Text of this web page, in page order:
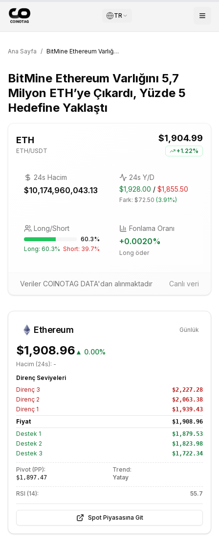
TR
Ana Sayfa / BitMine Ethereum Varlığını 5,7 Milyon ETH’ye Çıkardı, Yüzde 5 Hedefine Yaklaştı
BitMine Ethereum Varlığını 5,7
Milyon ETH’ye Çıkardı, Yüzde 5
Hedefine Yaklaştı
ETH
ETH/USDT
$1,904.99
+1.22%
24s Hacim
$10,174,960,043.13
24s Y/D
$1,928.00 / $1,855.50
Fark: $72.50 (3.91%)
Long/Short
60.3%
Long: 60.3% Short: 39.7%
Fonlama Oranı
+0.0020%
Long öder
Veriler COINOTAG DATA'dan alınmaktadır Canlı veri
Ethereum Günlük
$1,908.96 ▲ 0.00%
Hacim (24s): -
Direnç Seviyeleri
Direnç 3 $2,227.28
Direnç 2 $2,063.38
Direnç 1 $1,939.43
Fiyat $1,908.96
Destek 1 $1,879.53
Destek 2 $1,823.98
Destek 3 $1,722.34
Pivot (PP):
$1,897.47
Trend:
Yatay
RSI (14): 55.7
Spot Piyasasına Git